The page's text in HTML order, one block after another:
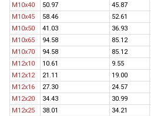
M10x40
50.97 45.87
M10x45
58.46 52.61
M10x50
41.03 36.93
M10x65
94.58 85.12
M10x70
94.58 85.12
M12x10
10.61 9.55
M12x12
21.11 19.00
M12x16
27.30 24.57
M12x20
34.43 30.99
M12x25
38.01 34.21